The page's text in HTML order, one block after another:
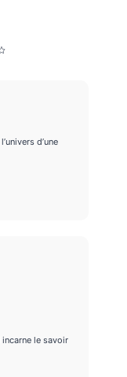
d’une
incarne le savoir